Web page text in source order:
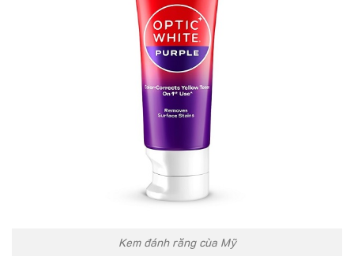
Kem đánh răng cùa Mỹ